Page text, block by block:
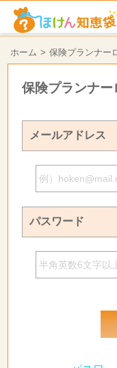
ホーム 保険プランナー
保険プランナー
メールアドレス
パスワード